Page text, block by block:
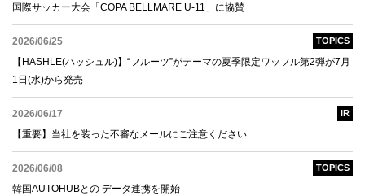
国際サッカー大会「COPA BELLMARE U-11」に協賛
2026/06/25 TOPICS
【HASHLE(ハッシュル)】“フルーツ”がテーマの夏季限定ワッフル第2弾が7月
1日(水)から発売
2026/06/17 IR
【重要】当社を装った不審なメールにご注意ください
2026/06/08 TOPICS
韓国AUTOHUBとの データ連携を開始